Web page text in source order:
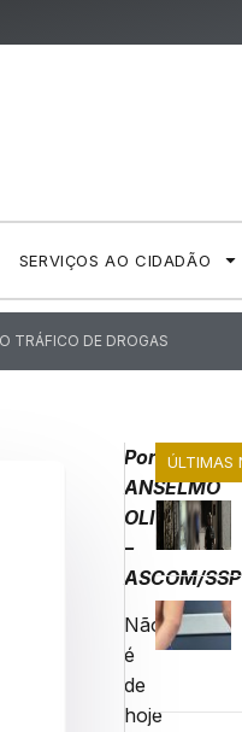
SERVIÇOS AO CIDADÃO
TRÁFICO DE DROGAS
Por:
ANSELMO
OLIVEIRA
–
ASCOM/SSP
Não
é
de
hoje
ÚLTIMAS